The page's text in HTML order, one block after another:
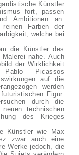
Künstler
fort, passen
Ambitionen an.
Farben der
welche bei
die Künstler des
nahe. Auch
der Wirklichkeit
Pablo Picassos
auf die
werden
Figur.
durch die
technischen
des Krieges
Künstler wie Max
zwar auch eine
Werke jedoch, die